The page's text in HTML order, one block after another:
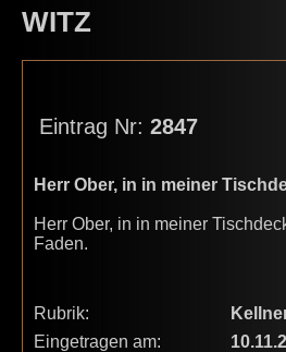
WITZ
Eintrag Nr: 2847
Herr Ober, in in meiner
Herr Ober, in in meiner
Faden.
Rubrik:
Eingetragen am: